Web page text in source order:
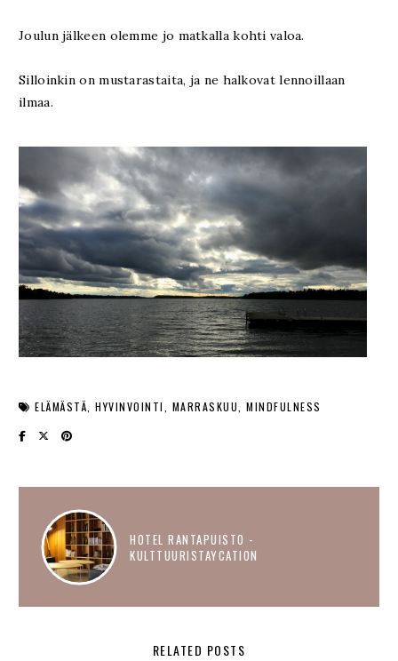
Joulun jälkeen olemme jo matkalla kohti valoa.
Silloinkin on mustarastaita, ja ne halkovat lennoillaan
ilmaa.
ELÄMÄSTÄ HYVINVOINTI MARRASKUU MINDFULNESS
HOTEL RANTAPUISTO -
KULTTUURISTAYCATION
RELATED POSTS